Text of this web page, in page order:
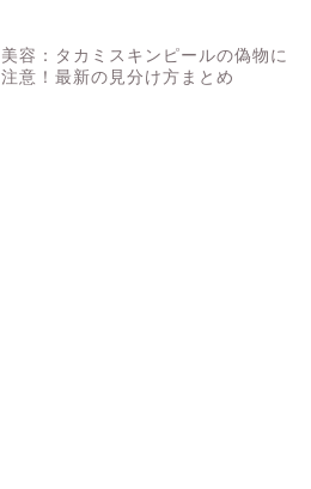
美容：タカミスキンピールの偽物に
注意！最新の見分け方まとめ